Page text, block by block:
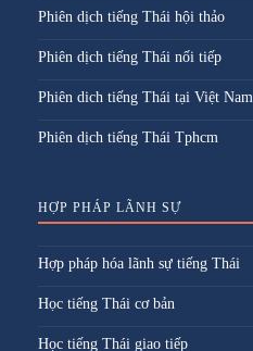
Phiên dịch tiếng Thái hội thảo
Phiên dịch tiếng Thái nối tiếp
Phiên dich tiếng Thái tại Việt Nam
Phiên dịch tiếng Thái Tphcm
HỢP PHÁP LÃNH SỰ
Hợp pháp hóa lãnh sự tiếng Thái
Học tiếng Thái cơ bản
Học tiếng Thái giao tiếp